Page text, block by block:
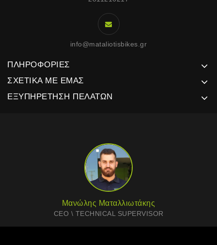
info@mataliotisbikes.gr
ΠΛΗΡΟΦΟΡΊΕΣ
ΣΧΕΤΙΚΆ ΜΕ ΕΜΆΣ
ΕΞΥΠΗΡΈΤΗΣΗ ΠΕΛΑΤΏΝ
Μανώλης Ματαλλιωτάκης
CEO \ TECHNICAL SUPERVISOR